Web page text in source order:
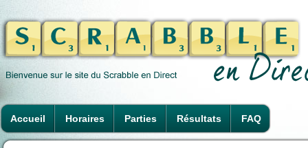
Accueil Horaires Parties Résultats FAQ